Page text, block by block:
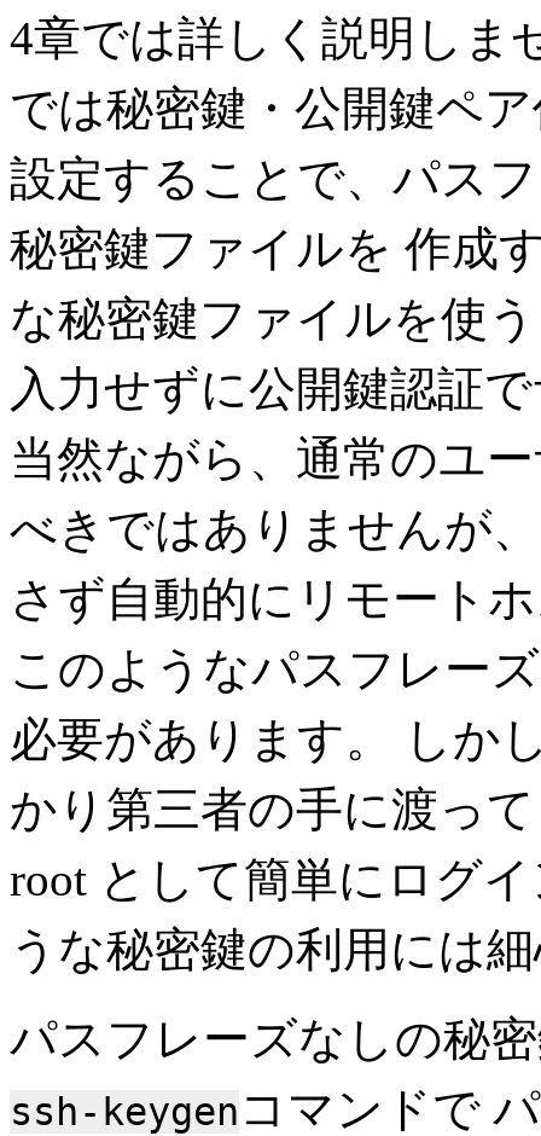
4章では詳しく説明しま
では秘密鍵・公開鍵ペ
設定することで、パス
秘密鍵ファイルを 作成
な秘密鍵ファイルを使
入力せずに公開鍵認証
当然ながら、通常のユ
べきではありませんが
さず自動的にリモート
このようなパスフレー
必要があります。 しか
かり第三者の手に渡っ
root として簡単にログ
うな秘密鍵の利用には
パスフレーズなしの秘
ssh-keygenコマンドで